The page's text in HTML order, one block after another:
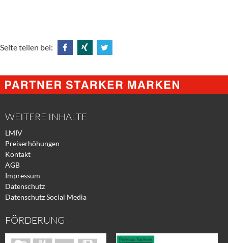
Seite teilen bei:
@
Facebook
@
Xing
@
Twitter
WEITERE INHALTE
LMIV
Preiserhöhungen
Kontakt
AGB
Impressum
Datenschutz
Datenschutz Social Media
FÖRDERUNG